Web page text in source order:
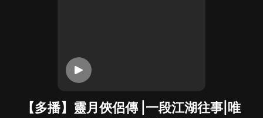
【多播】靈月俠侶傳 |一段江湖往事|唯